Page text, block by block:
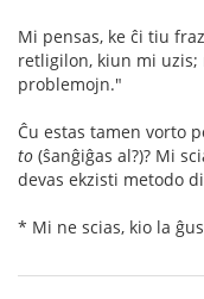
Mi pensas, ke ĉi tiu
retligilon, kiun mi uzis;
problemojn."
Ĉu estas tamen vorto
to (ŝanĝiĝas al?)? Mi
devas ekzisti metodo
* Mi ne scias, kio la